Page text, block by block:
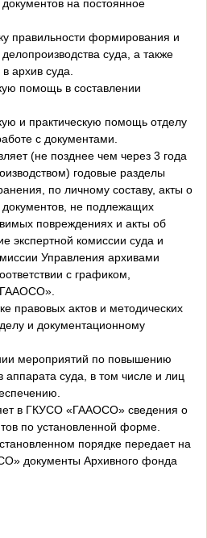
на постоянное
правильности формирования и
суда, а также
архив суда.
помощь в составлении
и практическую помощь отделу
с документами.
(не позднее чем через 3 года
годовые разделы
по личному составу, акты о
не подлежащих
повреждениях и акты об
экспертной комиссии суда и
Управления архивами
с графиком,
правовых актов и методических
и документационному
мероприятий по повышению
аппарата суда, в том числе и лиц
в ГКУСО «ГААОСО» сведения о
по установленной форме.
порядке передает на
документы Архивного фонда